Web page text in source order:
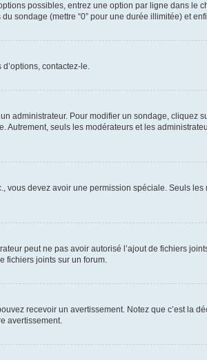
possibles, entrez une option par ligne dans le
sondage (mettre “0” pour une durée illimitée) et
contactez-le.
administrateur. Pour modifier un sondage, cliquez
seuls les modérateurs et les
devez avoir une permission spéciale. Seuls
peut ne pas avoir autorisé l’ajout de fichiers
fichiers joints sur un forum.
recevoir un avertissement. Notez que c’est la
avertissement.